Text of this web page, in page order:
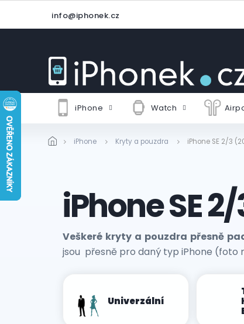
obsah
info@iphonek.cz
iPhone Watch
iPhone Kryty a pouzdra iPhone SE 2/3
iPhone SE
Veškeré kryty a pouzdra přesně
jsou přesně pro daný typ iPhone (foto
Univerzální